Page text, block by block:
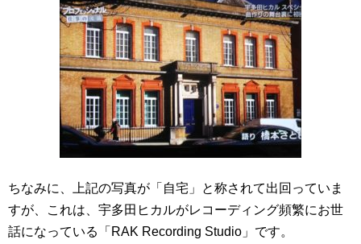
ちなみに、上記の写真が「自宅」と称されて出回っていま
すが、これは、宇多田ヒカルがレコーディング頻繁にお世
話になっている「RAK Recording Studio」です。